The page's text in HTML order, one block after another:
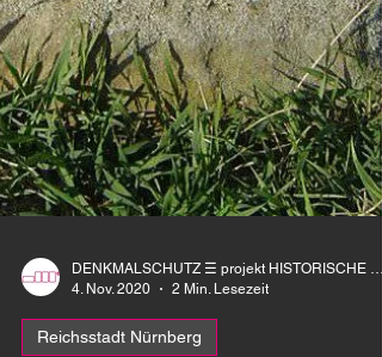
4. Nov. 2020
2 Min. Lesezeit